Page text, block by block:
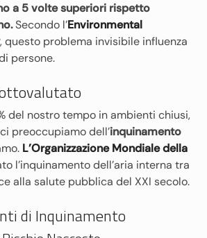
a 5 volte superiori rispetto
Secondo l’Environmental
, questo problema invisibile influenza
persone.
del nostro tempo in ambienti chiusi,
preoccupiamo dell’inquinamento
L’Organizzazione Mondiale della
l’inquinamento dell’aria interna tra
alla salute pubblica del XXI secolo.
di Inquinamento